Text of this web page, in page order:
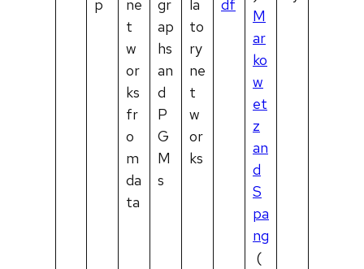
p
ne
t
w
or
ks
fr
o
m
da
ta
gr
ap
hs
an
d
P
G
M
s
la
to
ry
ne
t
w
or
ks
df
M
ar
ko
w
et
z
an
d
S
pa
ng
(